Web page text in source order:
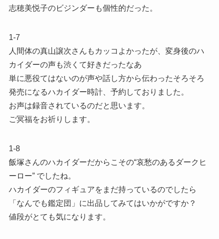
志穂美悦子のビジンダーも個性的だった。
1-7
人間体の真山譲次さんもカッコよかったが、変身後のハ
カイダーの声も渋くて好きだったなあ
単に悪役てはないのが声や話し方から伝わったそろそろ
発売になるハカイダー時計、予約しておりました。
お声は録音されているのだと思います。
ご冥福をお祈りします。
1-8
飯塚さんのハカイダーだからこその“哀愁のあるダークヒ
ーロー” でしたね。
ハカイダーのフィギュアをまだ持っているのでしたら
「なんでも鑑定団」に出品してみてはいかがですか？
値段がとても気になります。